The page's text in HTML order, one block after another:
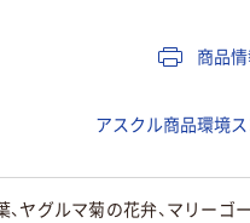
商品
アスクル商品環境
ヤグルマ菊の花弁、マリーゴ